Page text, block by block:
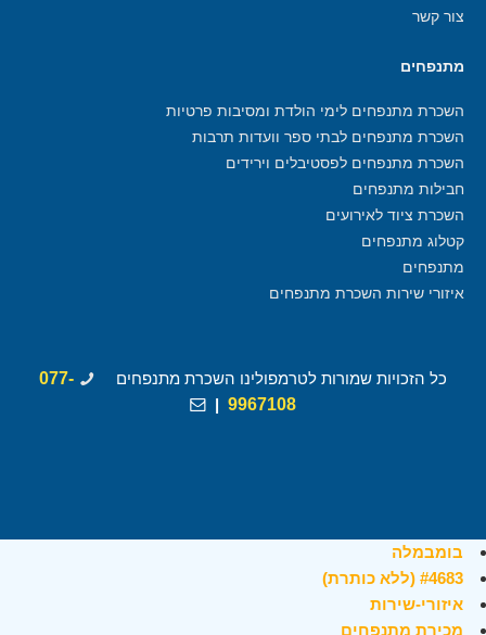
צור קשר
מתנפחים
השכרת מתנפחים לימי הולדת ומסיבות פרטיות
השכרת מתנפחים לבתי ספר וועדות תרבות
השכרת מתנפחים לפסטיבלים וירידים
חבילות מתנפחים
השכרת ציוד לאירועים
קטלוג מתנפחים
מתנפחים
איזורי שירות השכרת מתנפחים
כל הזכויות שמורות לטרמפולינו השכרת מתנפחים
077-
9967108
|
בומבמלה
#4683 (ללא כותרת)
איזורי-שירות
מכירת מתנפחים